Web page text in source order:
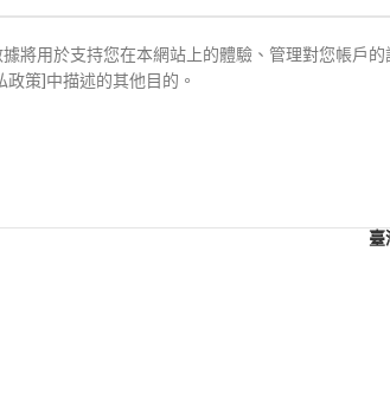
將用於支持您在本網站上的體驗、管理對您帳戶的
政策]中描述的其他目的。
臺